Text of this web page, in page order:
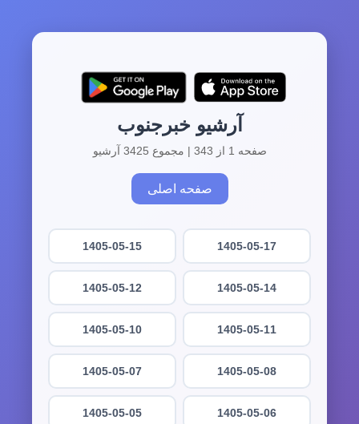
آرشیو خبرجنوب
صفحه 1 از 343 | مجموع 3425 آرشیو
صفحه اصلی
1405-05-17
1405-05-15
1405-05-14
1405-05-12
1405-05-11
1405-05-10
1405-05-08
1405-05-07
1405-05-06
1405-05-05